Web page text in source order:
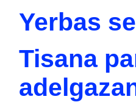
Yerbas
Tisana